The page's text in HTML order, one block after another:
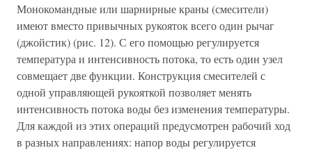
Монокомандные или шарнирные краны (смесители)
имеют вместо привычных рукояток всего один рычаг
(джойстик) (рис. 12). С его помощью регулируется
температура и интенсивность потока, то есть один узел
совмещает две функции. Конструкция смесителей с
одной управляющей рукояткой позволяет менять
интенсивность потока воды без изменения температуры.
Для каждой из этих операций предусмотрен рабочий ход
в разных направлениях: напор воды регулируется